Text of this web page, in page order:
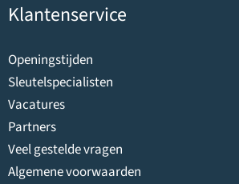
Klantenservice
Openingstijden
Sleutelspecialisten
Vacatures
Partners
Veel gestelde vragen
Algemene voorwaarden